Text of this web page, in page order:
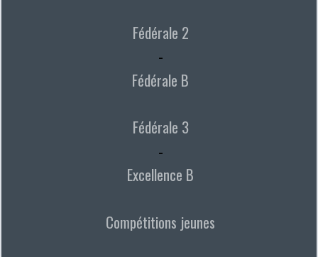
Fédérale 2
-
Fédérale B
Fédérale 3
-
Excellence B
Compétitions jeunes